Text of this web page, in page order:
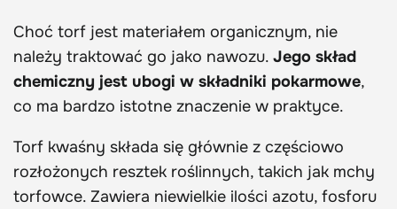
Choć torf jest materiałem organicznym, nie
należy traktować go jako nawozu. Jego skład
chemiczny jest ubogi w składniki pokarmowe,
co ma bardzo istotne znaczenie w praktyce.
Torf kwaśny składa się głównie z częściowo
rozłożonych resztek roślinnych, takich jak mchy
torfowce. Zawiera niewielkie ilości azotu, fosforu